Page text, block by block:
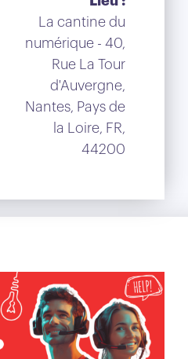
La cantine du
numérique - 40,
Rue La Tour
d'Auvergne,
Nantes, Pays de
la Loire, FR,
44200